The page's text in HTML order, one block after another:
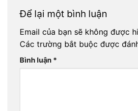
Để lại một bình luận
Email của bạn sẽ không được
Các trường bắt buộc được
Bình luận *